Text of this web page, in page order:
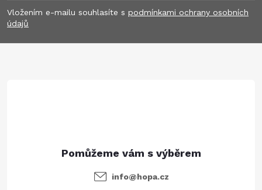
p
a
Vložením e-mailu souhlasíte s podmínkami ochrany osobních
údajů
info@hopa.cz